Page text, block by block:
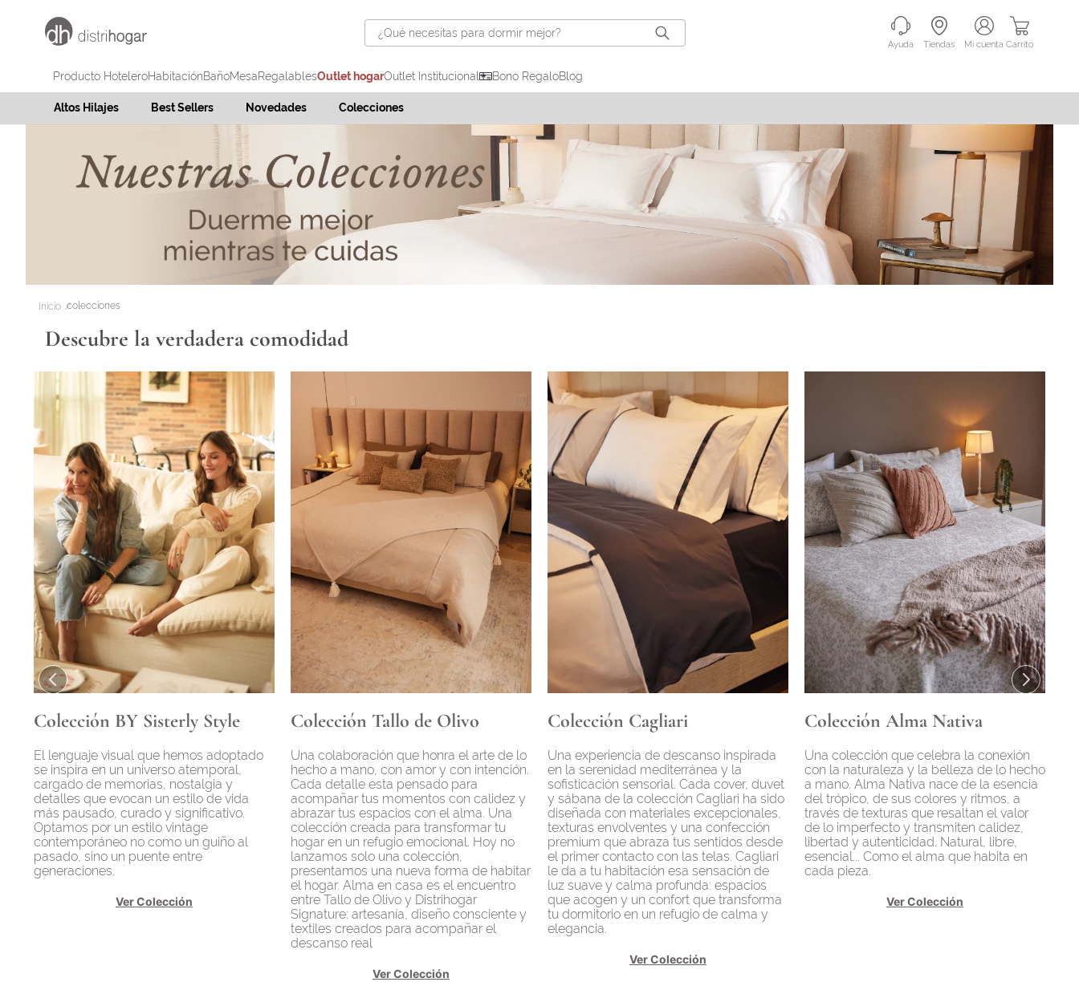
¿Qué necesitas para dormir mejor?
Ayuda Tiendas mi cuenta Carrito
Producto HoteleroHabitaciónBañoMesaRegalablesOutlet hogarOutlet Institucional Bono RegaloBlog
Altos Hilajes Best Sellers Novedades Colecciones
colecciones
Descubre la verdadera comodidad
Colección BY Sisterly Style
El lenguaje visual que hemos adoptado
se inspira en un universo atemporal,
cargado de memorias, nostalgia y
detalles que evocan un estilo de vida
más pausado, curado y significativo.
Optamos por un estilo vintage
contemporáneo no como un guiño al
pasado, sino un puente entre
generaciones.
Ver Colección
Colección Tallo de Olivo
Una colaboración que honra el arte de lo
hecho a mano, con amor y con intención.
Cada detalle esta pensado para
acompañar tus momentos con calidez y
abrazar tus espacios con el alma. Una
colección creada para transformar tu
hogar en un refugio emocional. Hoy no
lanzamos solo una colección,
presentamos una nueva forma de habitar
el hogar. Alma en casa es el encuentro
entre Tallo de Olivo y Distrihogar
Signature: artesanía, diseño consciente y
textiles creados para acompañar el
descanso real
Ver Colección
Colección Cagliari
Una experiencia de descanso inspirada
en la serenidad mediterránea y la
sofisticación sensorial. Cada cover, duvet
y sábana de la colección Cagliari ha sido
diseñada con materiales excepcionales,
texturas envolventes y una confección
premium que abraza tus sentidos desde
el primer contacto con las telas. Cagliari
le da a tu habitación esa sensación de
luz suave y calma profunda: espacios
que acogen y un confort que transforma
tu dormitorio en un refugio de calma y
elegancia.
Ver Colección
Colección Alma Nativa
Una colección que celebra la conexión
con la naturaleza y la belleza de lo hecho
a mano. Alma Nativa nace de la esencia
del trópico, de sus colores y ritmos, a
través de texturas que resaltan el valor
de lo imperfecto y transmiten calidez,
libertad y autenticidad. Natural, libre,
esencial... Como el alma que habita en
cada pieza.
Ver Colección